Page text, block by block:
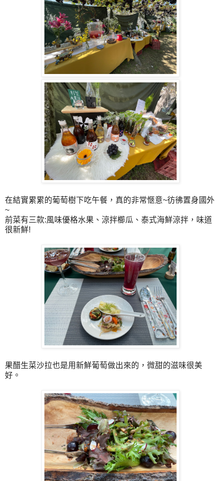
在結實累累的葡萄樹下吃午餐，真的非常愜意~彷彿置身國外
~
前菜有三款:風味優格水果、涼拌櫛瓜、泰式海鮮涼拌，味道
很新鮮!
果醋生菜沙拉也是用新鮮葡萄做出來的，微甜的滋味很美
好。